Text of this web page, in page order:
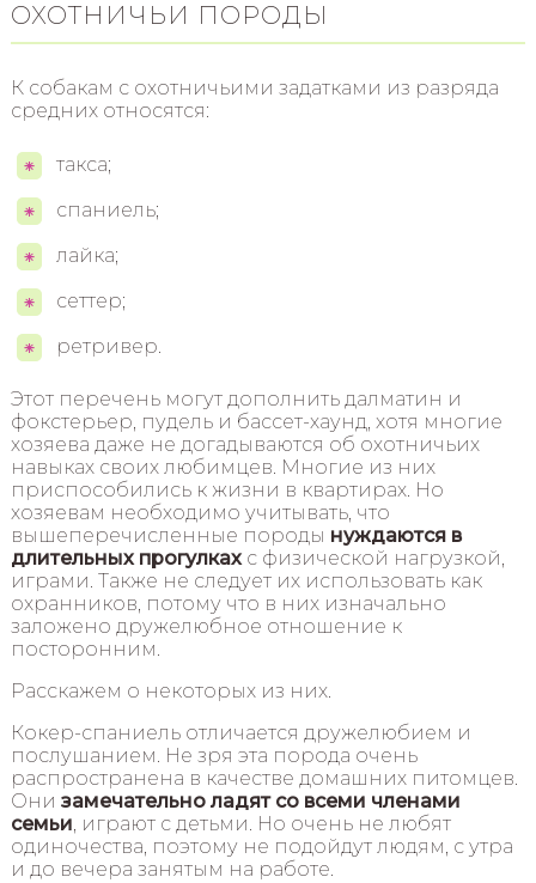
ОХОТНИЧЬИ ПОРОДЫ
К собакам с охотничьими задатками из разряда
средних относятся:
такса;
спаниель;
лайка;
сеттер;
ретривер.
Этот перечень могут дополнить далматин и
фокстерьер, пудель и бассет-хаунд, хотя многие
хозяева даже не догадываются об охотничьих
навыках своих любимцев. Многие из них
приспособились к жизни в квартирах. Но
хозяевам необходимо учитывать, что
вышеперечисленные породы нуждаются в
длительных прогулкахс физической нагрузкой,
играми. Также не следует их использовать как
охранников, потому что в них изначально
заложено дружелюбное отношение к
посторонним.
Расскажем о некоторых из них.
Кокер-спаниель отличается дружелюбием и
послушанием. Не зря эта порода очень
распространена в качестве домашних питомцев.
Они замечательно ладят со всеми членами
семьи, играют с детьми. Но очень не любят
одиночества, поэтому не подойдут людям, с утра
и до вечера занятым на работе.